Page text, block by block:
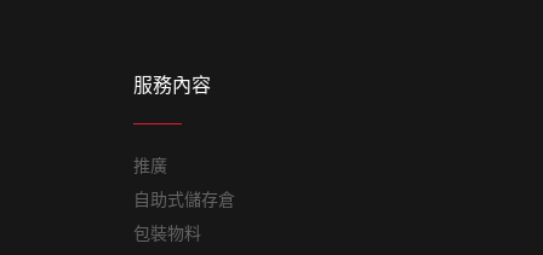
服務內容
推廣
自助式儲存倉
包裝物料